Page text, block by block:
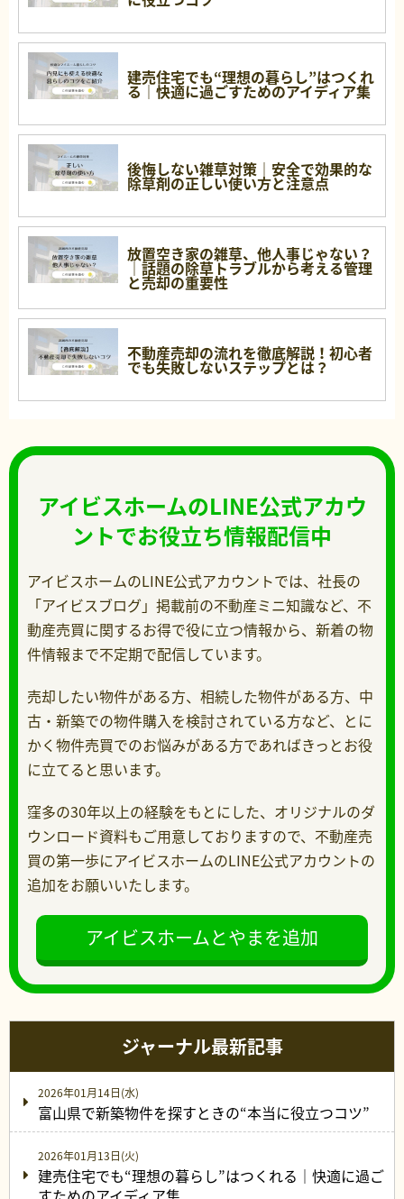
建売住宅でも“理想の暮らし”はつくれ
る｜快適に過ごすためのアイディア集
後悔しない雑草対策｜安全で効果的な
除草剤の正しい使い方と注意点
放置空き家の雑草、他人事じゃない？
｜話題の除草トラブルから考える管理
と売却の重要性
不動産売却の流れを徹底解説！初心者
でも失敗しないステップとは？
アイビスホームのLINE公式アカウ
ントでお役立ち情報配信中
アイビスホームのLINE公式アカウントでは、社長の
「アイビスブログ」掲載前の不動産ミニ知識など、不
動産売買に関するお得で役に立つ情報から、新着の物
件情報まで不定期で配信しています。
売却したい物件がある方、相続した物件がある方、中
古・新築での物件購入を検討されている方など、とに
かく物件売買でのお悩みがある方であればきっとお役
に立てると思います。
窪多の30年以上の経験をもとにした、オリジナルのダ
ウンロード資料もご用意しておりますので、不動産売
買の第一歩にアイビスホームのLINE公式アカウントの
追加をお願いいたします。
アイビスホームとやまを追加
ジャーナル最新記事
2026年01月14日(水)
富山県で新築物件を探すときの“本当に役立つコツ”
2026年01月13日(火)
建売住宅でも“理想の暮らし”はつくれる｜快適に過ご